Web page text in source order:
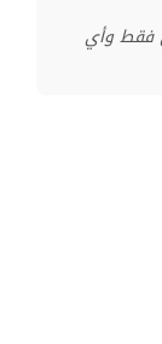
فقط وأي